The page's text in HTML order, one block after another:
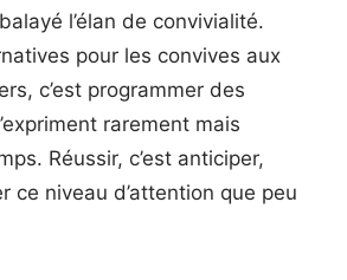
l’élan de convivialité.
pour les convives aux
c’est programmer des
rarement mais
Réussir, c’est anticiper,
ce niveau d’attention que peu